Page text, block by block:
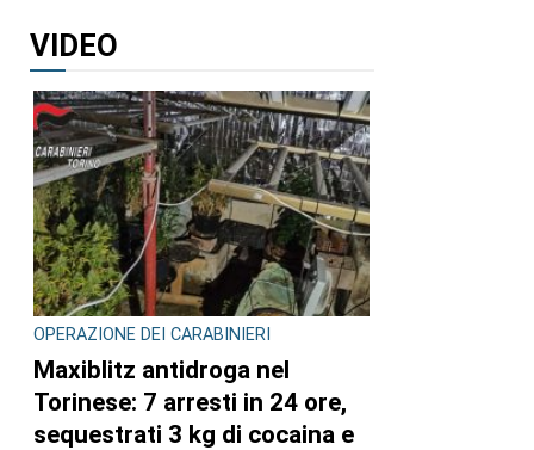
VIDEO
OPERAZIONE DEI CARABINIERI
Maxiblitz antidroga nel
Torinese: 7 arresti in 24 ore,
sequestrati 3 kg di cocaina e